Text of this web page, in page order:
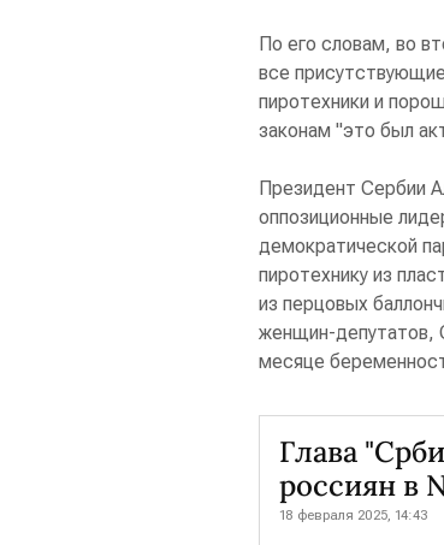
По его словам, во
все
пиротехники и
законам "это был
Президент Сербии
оппозиционные
демократической
пиротехнику из
из перцовых
женщин-депутатов,
месяце
Глава
россиян в
18 февраля 2025, 14:43